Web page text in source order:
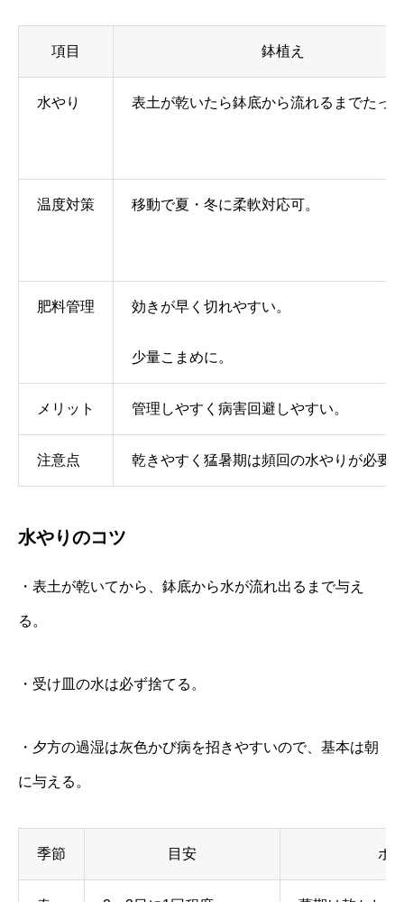
項目 鉢植え
水やり 表土が乾いたら鉢底から流れるまでたっ
温度対策 移動で夏・冬に柔軟対応可。
肥料管理 効きが早く切れやすい。
少量こまめに。
メリット 管理しやすく病害回避しやすい。
注意点 乾きやすく猛暑期は頻回の水やりが必要
水やりのコツ
・表土が乾いてから、鉢底から水が流れ出るまで与え
る。
・受け皿の水は必ず捨てる。
・夕方の過湿は灰色かび病を招きやすいので、基本は朝
に与える。
季節 目安 ポ